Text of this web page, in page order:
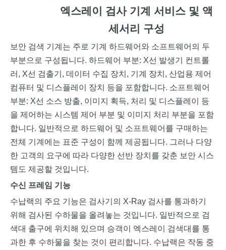
엑스레이 검사기계 서비스 및 액
세서리 구성
보안 검색 기계는 주로 기계 하드웨어와 소프트웨어의 두
부분으로 구성됩니다. 하드웨어 부분: X선 발생기 컨트롤
러, X선 검출기, 데이터 수집 장치, 기계 장치, 산업용 제어
컴퓨터 및 디스플레이 장치 등을 포함합니다. 소프트웨어
부분: X선 소스 방출, 이미지 획득, 처리 및 디스플레이 등
을 제어하는 ​​시스템 제어 부분 및 이미지 처리 부분을 포함
합니다. 일반적으로 하드웨어 및 소프트웨어를 구매하는
전체 기계에는 표준 구성이 함께 제공됩니다. 그러나 다양
한 고객의 요구에 따라 다양한 선반 장치를 갖춘 보안 시스
템도 제공할 것입니다.
수신 프레임 기능
수납랙의 주요 기능은 검사기의 X-Ray 검사를 통과하기
위해 검사된 수하물을 올려놓는 것입니다. 일반적으로 검
색대 출구에 위치해 있으며 승객이 엑스레이 검색대를 통
과한 후 수하물을 찾는 것이 편리합니다. 수납랙은 작동 중